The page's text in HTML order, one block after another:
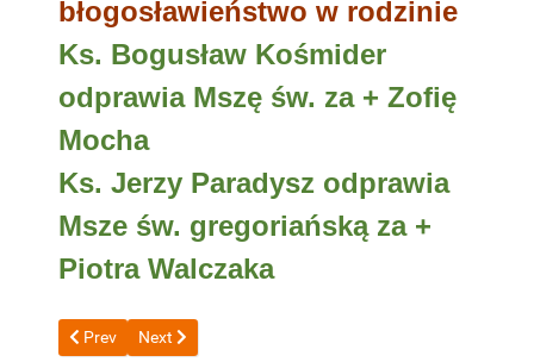
błogosławieństwo w rodzinie
Ks. Bogusław Kośmider
odprawia Mszę św. za + Zofię
Mocha
Ks. Jerzy Paradysz odprawia
Msze św. gregoriańską za +
Piotra Walczaka
Previous article: OD 28 CZERWCA DO 5 LIPCA 2026 r
Prev Next article: 14 DO 21 CZERWCA 2026 r
Next